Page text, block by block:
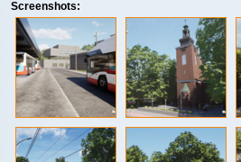
Screenshots: